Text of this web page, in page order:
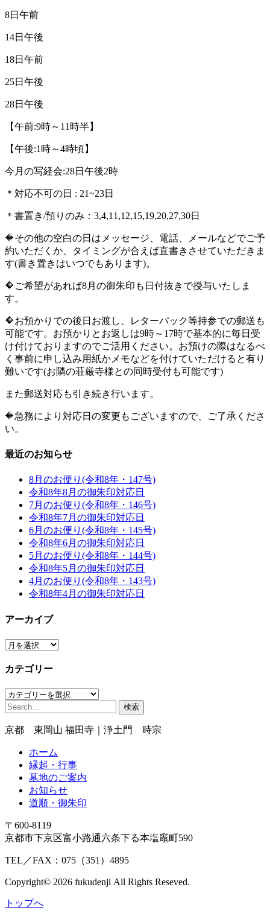
8日午前
14日午後
18日午前
25日午後
28日午後
【午前:9時～11時半】
【午後:1時～4時頃】
今月の写経会:28日午後2時
＊対応不可の日 : 21~23日
＊書置き/預りのみ：3,4,11,12,15,19,20,27,30日
🔶その他の空白の日はメッセージ、電話、メールなどでご予
約いただくか、タイミングが合えば直書きさせていただきま
す(書き置きはいつでもあります)。
🔶ご希望があれば8月の御朱印も日付抜きで授与いたしま
す。
🔶お預かりでの後日お渡し、レターパック等持参での郵送も
可能です。お預かりとお返しは9時～17時で基本的に毎日受
け付けておりますのでご活用ください。お預けの際はなるべ
く事前に申し込み用紙かメモなどを付けていただけると有り
難いです(お隣の荘厳寺様との同時受付も可能です)
また郵送対応も引き続き行います。
🔶急務により対応日の変更もございますので、ご了承くださ
い。
最近のお知らせ
8月のお便り(令和8年・147号)
令和8年8月の御朱印対応日
7月のお便り(令和8年・146号)
令和8年7月の御朱印対応日
6月のお便り(令和8年・145号)
令和8年6月の御朱印対応日
5月のお便り(令和8年・144号)
令和8年5月の御朱印対応日
4月のお便り(令和8年・143号)
令和8年4月の御朱印対応日
アーカイブ
ア
カ
ブ
カテゴリー
カ
テ
リ
検
京都 東岡山 福田寺｜浄土門 時宗
ホーム
縁起・行事
墓地のご案内
お知らせ
道順・御朱印
〒600-8119
京都市下京区富小路通六条下る本塩竈町590
TEL／FAX：075（351）4895
Copyright© 2026 fukudenji All Rights Reseved.
トップへ